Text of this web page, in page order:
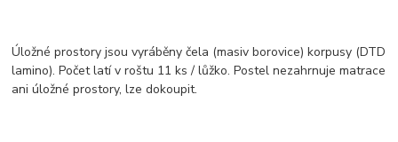
Úložné prostory jsou vyráběny čela (masiv borovice) korpusy (DTD
lamino). Počet latí v roštu 11 ks / lůžko. Postel nezahrnuje matrace
ani úložné prostory, lze dokoupit.